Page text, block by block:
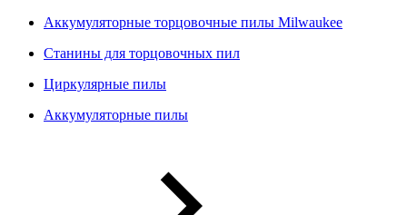
Аккумуляторные торцовочные пилы Milwaukee
Станины для торцовочных пил
Циркулярные пилы
Аккумуляторные пилы